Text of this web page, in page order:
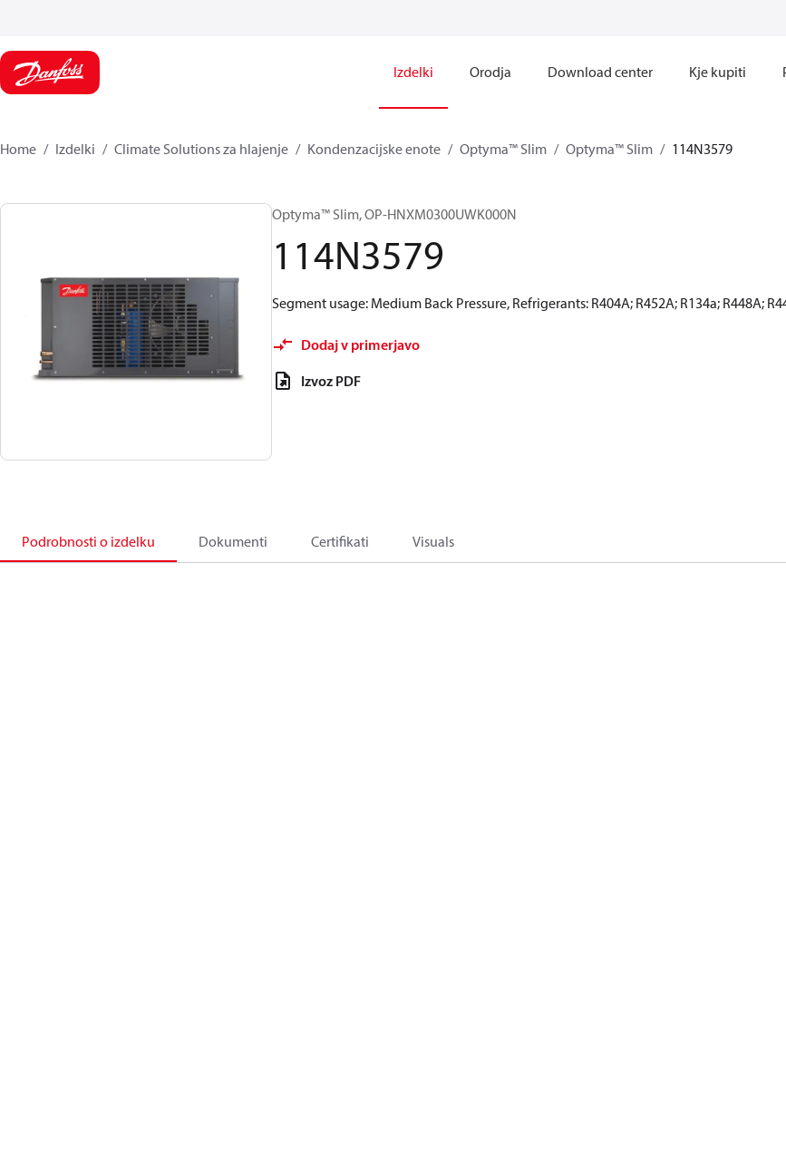
Izdelki Orodja Download center Kje kupiti
Home Izdelki Climate Solutions za hlajenje Kondenzacijske enote Optyma™ Slim Optyma™ Slim 114N3579
Optyma™ Slim, OP-HNXM0300UWK000N
114N3579
Segment usage: Medium Back Pressure, Refrigerants: R404A; R452A; R134a; R448A;
Dodaj v primerjavo
Izvoz PDF
Podrobnosti o izdelku Dokumenti Certifikati Visuals